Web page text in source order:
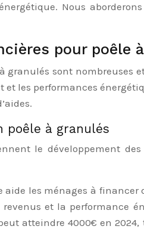
Nous
pour poêle
granulés sont
les performances
poêle à granulés
le développement
aide les ménages à
et la performance
atteindre 4000€ en